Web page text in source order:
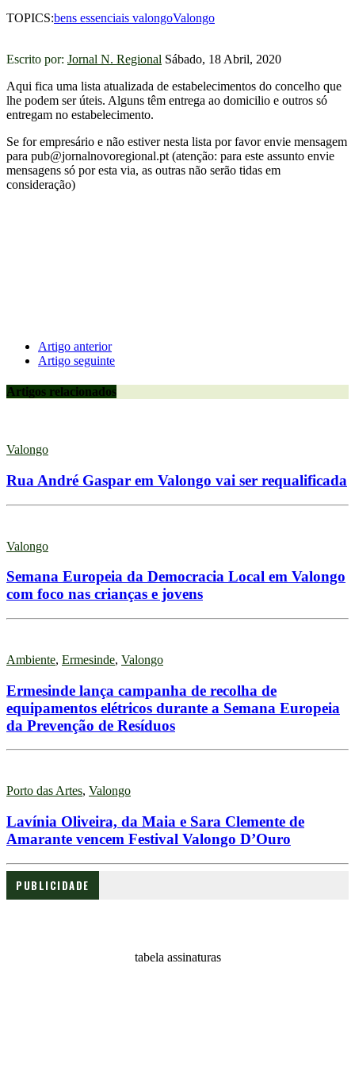
TOPICS:bens essenciais valongoValongo
Escrito por: Jornal N. Regional Sábado, 18 Abril, 2020
Aqui fica uma lista atualizada de estabelecimentos do concelho que
lhe podem ser úteis. Alguns têm entrega ao domicilio e outros só
entregam no estabelecimento.
Se for empresário e não estiver nesta lista por favor envie mensagem
para pub@jornalnovoregional.pt (atenção: para este assunto envie
mensagens só por esta via, as outras não serão tidas em
consideração)
Artigo anterior
Artigo seguinte
Artigos relacionados
Valongo
Rua André Gaspar em Valongo vai ser requalificada
Valongo
Semana Europeia da Democracia Local em Valongo
com foco nas crianças e jovens
Ambiente, Ermesinde, Valongo
Ermesinde lança campanha de recolha de
equipamentos elétricos durante a Semana Europeia
da Prevenção de Resíduos
Porto das Artes, Valongo
Lavínia Oliveira, da Maia e Sara Clemente de
Amarante vencem Festival Valongo D’Ouro
PUBLICIDADE
tabela assinaturas